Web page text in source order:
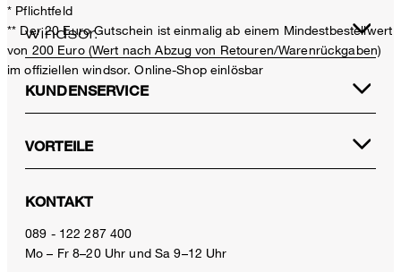
* Pflichtfeld
** Der 20 Euro Gutschein ist einmalig ab einem Mindestbestellwert
von 200 Euro (Wert nach Abzug von Retouren/Warenrückgaben)
im offiziellen windsor. Online-Shop einlösbar
KUNDENSERVICE
VORTEILE
KONTAKT
089 - 122 287 400
Mo – Fr 8–20 Uhr und Sa 9–12 Uhr